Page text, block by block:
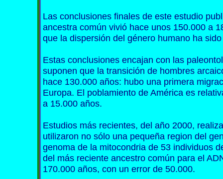
Las conclusiones finales de este estudio
ancestra común vivió hace unos 150.000 a
que la dispersión del género humano ha
Estas conclusiones encajan con las
suponen que la transición de hombres
hace 130.000 años: hubo una primera
Europa. El poblamiento de América es
a 15.000 años.
Estudios más recientes, del año 2000,
utilizaron no sólo una pequeña region del
genoma de la mitocondria de 53 individuos
del más reciente ancestro común para el
170.000 años, con un error de 50.000.